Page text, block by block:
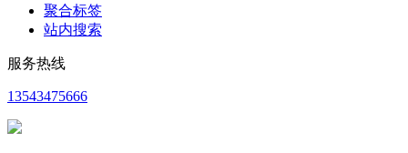
聚合标签
站内搜索
服务热线
13543475666